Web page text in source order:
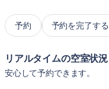
予約 予約を完了する
リアルタイムの空室状
安心して予約できます。